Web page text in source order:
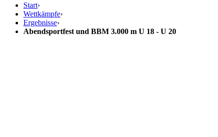
Start›
Wettkämpfe›
Ergebnisse›
Abendsportfest und BBM 3.000 m U 18 - U 20